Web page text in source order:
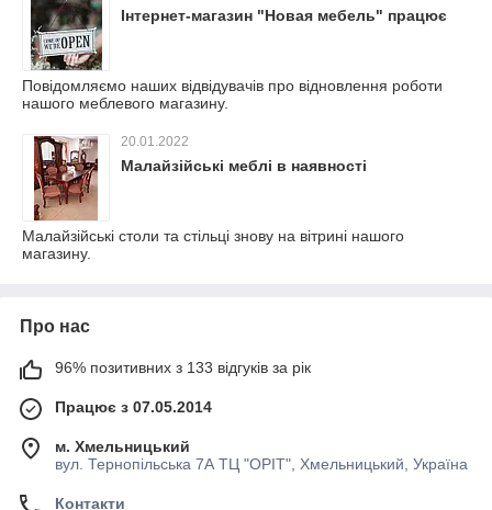
Інтернет-магазин "Новая мебель" працює
Повідомляємо наших відвідувачів про відновлення роботи
нашого меблевого магазину.
20.01.2022
Малайзійські меблі в наявності
Малайзійські столи та стільці знову на вітрині нашого
магазину.
Про нас
96% позитивних з 133 відгуків за рік
Працює з 07.05.2014
м. Хмельницький
вул. Тернопільська 7А ТЦ "ОРІТ", Хмельницький, Україна
Контакти